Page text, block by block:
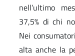
nell’ultimo
37,5% di chi
Nei
alta anche la